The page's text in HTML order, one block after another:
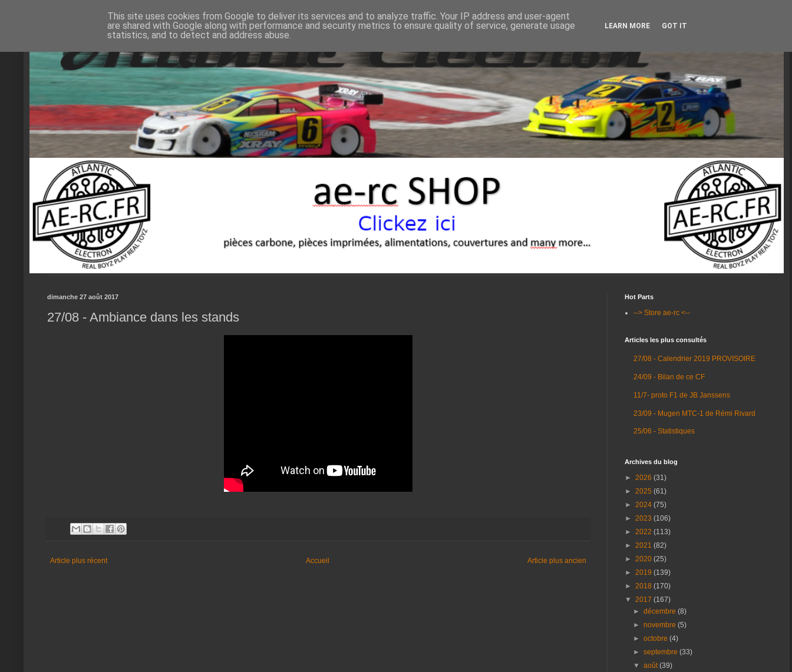
dimanche 27 août 2017
27/08 - Ambiance dans les stands
Article plus récent Article plus ancien
Accueil
Hot Parts
--> Store ae-rc <--
Articles les plus consultés
27/08 - Calendrier 2019 PROVISOIRE
24/09 - Bilan de ce CF
11/7- proto F1 de JB Janssens
23/09 - Mugen MTC-1 de Rémi Rivard
25/06 - Statistiques
Archives du blog
► 2026 (31)
► 2025 (61)
► 2024 (75)
► 2023 (106)
► 2022 (113)
► 2021 (82)
► 2020 (25)
► 2019 (139)
► 2018 (170)
▼ 2017 (167)
►décembre(8)
►novembre(5)
►octobre(4)
►septembre(33)
▼août(39)
This site uses cookies from Google to deliver its services and to analyze traffic. Your IP address and user-agent
are shared with Google along with performance and security metrics to ensure quality of service, generate usage
statistics, and to detect and address abuse.
LEARN MORE GOT IT